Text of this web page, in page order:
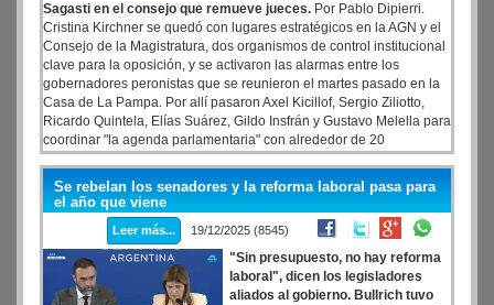
Sagasti en el consejo que remueve jueces. Por Pablo Dipierri.
Cristina Kirchner se quedó con lugares estratégicos en la AGN y el
Consejo de la Magistratura, dos organismos de control institucional
clave para la oposición, y se activaron las alarmas entre los
gobernadores peronistas que se reunieron el martes pasado en la
Casa de La Pampa. Por allí pasaron Axel Kicillof, Sergio Ziliotto,
Ricardo Quintela, Elías Suárez, Gildo Insfrán y Gustavo Melella para
coordinar "la agenda parlamentaria" con alrededor de 20
legisladores, un encuentro que ilusionó a los que aspiran a
construir oposición con autonomía de La Cámpora.
Se rebelan los senadores y la reforma laboral pasa para
el año que viene
Leer más... 19/12/2025 (8545)
"Sin presupuesto, no hay reforma
laboral", dicen los legisladores
aliados al gobierno. Bullrich tuvo